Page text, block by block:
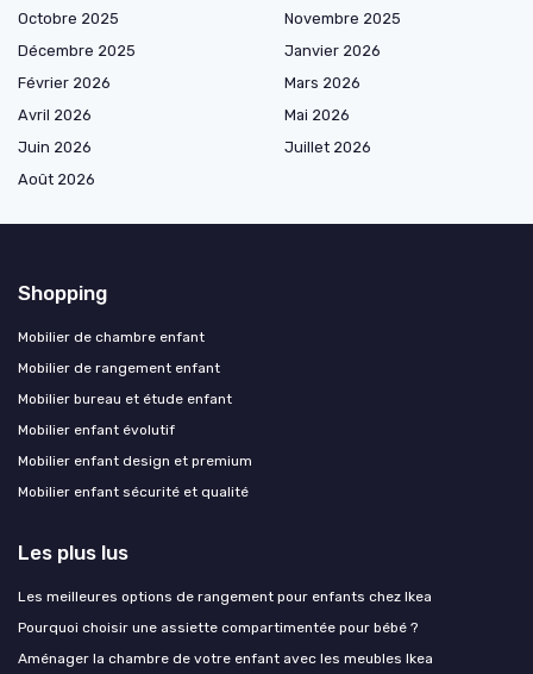
Octobre 2025
Novembre 2025
Décembre 2025
Janvier 2026
Février 2026
Mars 2026
Avril 2026
Mai 2026
Juin 2026
Juillet 2026
Août 2026
Shopping
Mobilier de chambre enfant
Mobilier de rangement enfant
Mobilier bureau et étude enfant
Mobilier enfant évolutif
Mobilier enfant design et premium
Mobilier enfant sécurité et qualité
Les plus lus
Les meilleures options de rangement pour enfants chez Ikea
Pourquoi choisir une assiette compartimentée pour bébé ?
Aménager la chambre de votre enfant avec les meubles Ikea